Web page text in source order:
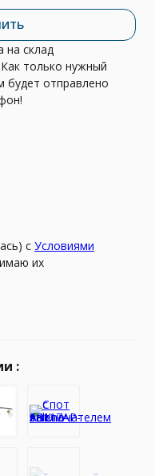
на склад
только нужный
будет отправлено
с Условиями
их
: